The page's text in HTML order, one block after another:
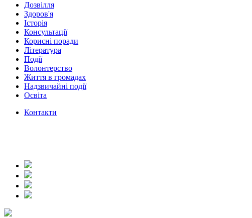
Дозвілля
Здоров'я
Історія
Консультації
Корисні поради
Література
Події
Волонтерство
Життя в громадах
Надзвичайні події
Освіта
Контакти